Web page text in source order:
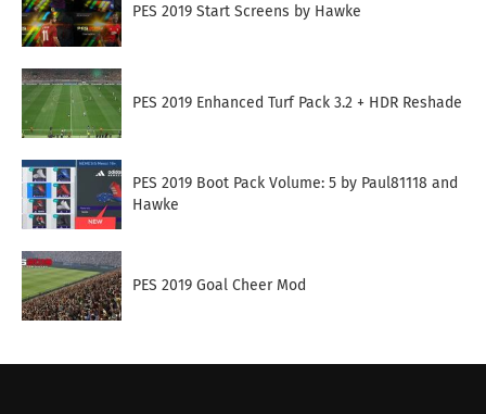
PES 2019 Start Screens by Hawke
PES 2019 Enhanced Turf Pack 3.2 + HDR Reshade
PES 2019 Boot Pack Volume: 5 by Paul81118 and
Hawke
PES 2019 Goal Cheer Mod